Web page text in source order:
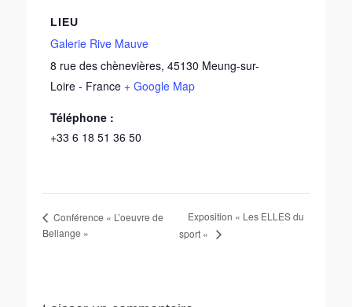
LIEU
Galerie Rive Mauve
8 rue des chènevières, 45130 Meung-sur-
Loire - France + Google Map
Téléphone :
+33 6 18 51 36 50
Conférence « L’oeuvre de
Bellange »
Exposition « Les ELLES du
sport «